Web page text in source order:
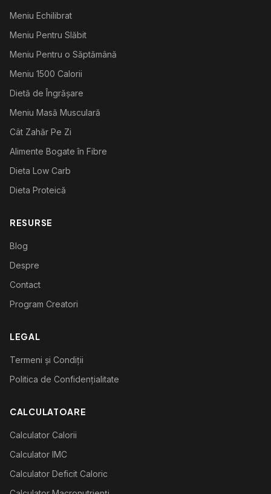
Meniu Echilibrat
Meniu Pentru Slăbit
Meniu Pentru o Săptămână
Meniu 1500 Calorii
Dietă de Îngrășare
Meniu Masă Musculară
Cât Zahăr Pe Zi
Alimente Bogate în Fibre
Dieta Low Carb
Dieta Proteică
RESURSE
Blog
Despre
Contact
Program Creatori
LEGAL
Termeni și Condiții
Politica de Confidențialitate
CALCULATOARE
Calculator Calorii
Calculator IMC
Calculator Deficit Caloric